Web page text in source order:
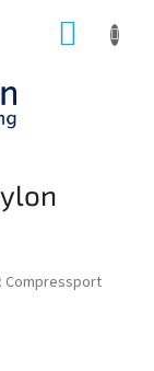
Compressport